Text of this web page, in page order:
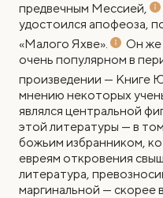
предвечным Мессией,
удостоился апофеоза,
«Малого Яхве».
Он же
очень популярном в
произведении — Книге
мнению некоторых
являлся центральной
этой литературы — в
божьим избранником,
евреям откровения
литература,
маргинальной — скорее